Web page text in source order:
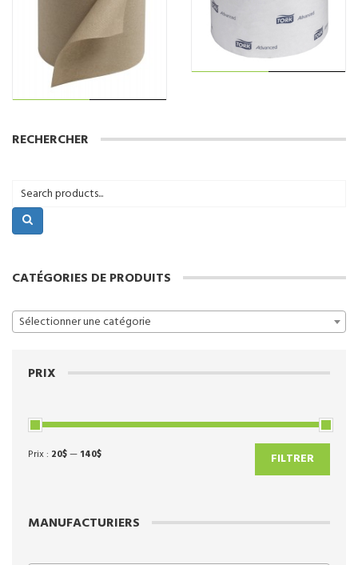
produit
AJOUTER AU
RECHERCHER
CATÉGORIES DE PRODUITS
Sélectionner une catégorie
PRIX
FILTRER
Prix : 20$— 140$
MANUFACTURIERS